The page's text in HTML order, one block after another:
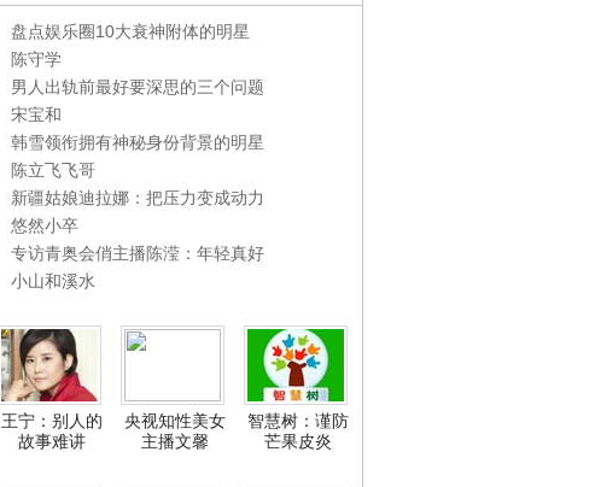
盘点娱乐圈10大衰神附体的明星
陈守学
男人出轨前最好要深思的三个问题
宋宝和
韩雪领衔拥有神秘身份背景的明星
陈立飞飞哥
新疆姑娘迪拉娜：把压力变成动力
悠然小卒
专访青奥会俏主播陈滢：年轻真好
小山和溪水
王宁：别人的
故事难讲
央视知性美女
主播文馨
智慧树：谨防
芒果皮炎